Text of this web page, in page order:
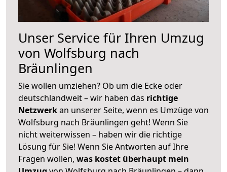
Unser Service für Ihren Umzug
von Wolfsburg nach
Bräunlingen
Sie wollen umziehen? Ob um die Ecke oder
deutschlandweit – wir haben das richtige
Netzwerkan unserer Seite, wenn es Umzüge von
Wolfsburg nach Bräunlingen geht! Wenn Sie
nicht weiterwissen – haben wir die richtige
Lösung für Sie! Wenn Sie Antworten auf Ihre
Fragen wollen, was kostet überhaupt mein